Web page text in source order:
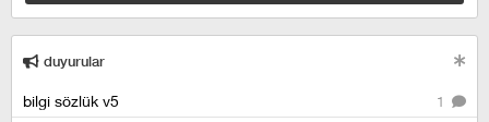
duyurular
1
bilgi sözlük v5